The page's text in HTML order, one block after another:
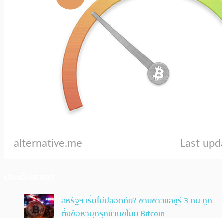
สหรัฐฯ เริ่มไม่ปลอดภัย? ชายชาวมิสซูรี 3 คน ถูก
ตั้งข้อหาบุกรุกบ้านขโมย Bitcoin